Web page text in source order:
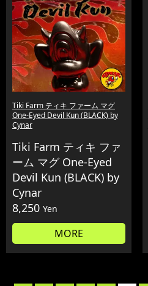
Tiki Farm ティキ ファーム マグ
One-Eyed Devil Kun (BLACK) by
Cynar
Tiki Farm ティキ ファ
ーム マグ One-Eyed
Devil Kun (BLACK) by
Cynar
8,250 Yen
MORE